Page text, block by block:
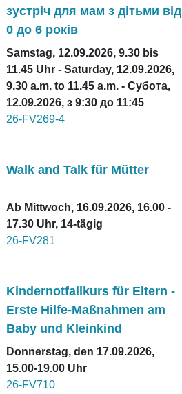
зустріч для мам з дітьми від
0 до 6 років
Samstag, 12.09.2026, 9.30 bis
11.45 Uhr - Saturday, 12.09.2026,
9.30 a.m. to 11.45 a.m. - Субота,
12.09.2026, з 9:30 до 11:45
26-FV269-4
Walk and Talk für Mütter
Ab Mittwoch, 16.09.2026, 16.00 -
17.30 Uhr, 14-tägig
26-FV281
Kindernotfallkurs für Eltern -
Erste Hilfe-Maßnahmen am
Baby und Kleinkind
Donnerstag, den 17.09.2026,
15.00-19.00 Uhr
26-FV710